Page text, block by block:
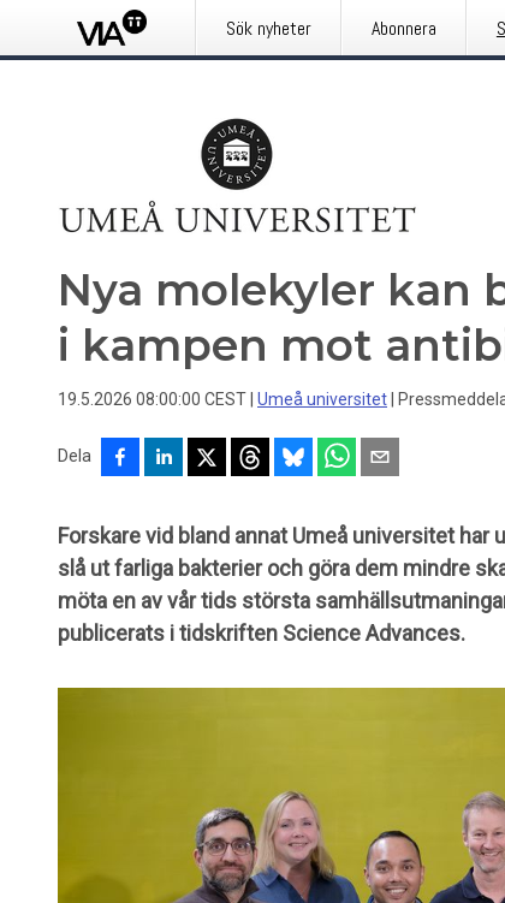
Sök nyheter Abonnera
Nya molekyler
i kampen mot
19.5.2026 08:00:00 CEST Umeå universitet
Dela
Forskare vid bland annat Umeå universitet
slå ut farliga bakterier och göra dem mindre
möta en av vår tids största
publicerats i tidskriften Science Advances.